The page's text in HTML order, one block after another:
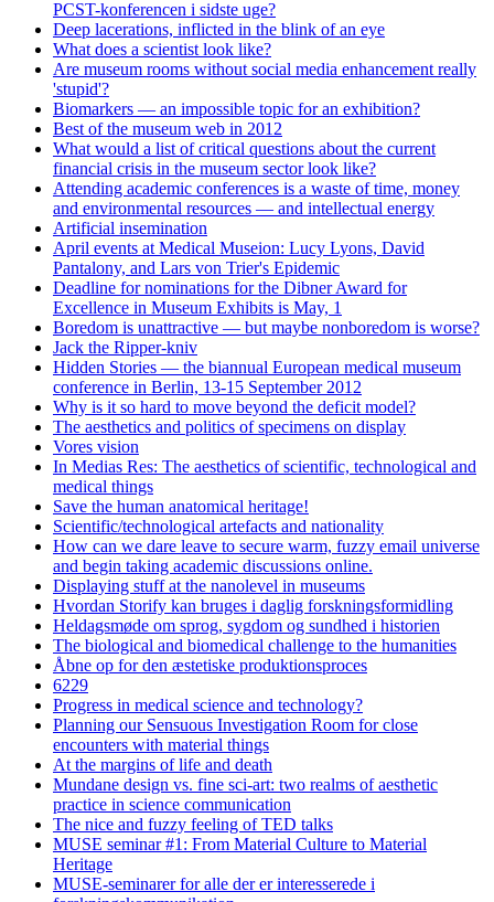
PCST-konferencen i sidste uge?
Deep lacerations, inflicted in the blink of an eye
What does a scientist look like?
Are museum rooms without social media enhancement really
'stupid'?
Biomarkers — an impossible topic for an exhibition?
Best of the museum web in 2012
What would a list of critical questions about the current
financial crisis in the museum sector look like?
Attending academic conferences is a waste of time, money
and environmental resources — and intellectual energy
Artificial insemination
April events at Medical Museion: Lucy Lyons, David
Pantalony, and Lars von Trier's Epidemic
Deadline for nominations for the Dibner Award for
Excellence in Museum Exhibits is May, 1
Boredom is unattractive — but maybe nonboredom is worse?
Jack the Ripper-kniv
Hidden Stories — the biannual European medical museum
conference in Berlin, 13-15 September 2012
Why is it so hard to move beyond the deficit model?
The aesthetics and politics of specimens on display
Vores vision
In Medias Res: The aesthetics of scientific, technological and
medical things
Save the human anatomical heritage!
Scientific/technological artefacts and nationality
How can we dare leave to secure warm, fuzzy email universe
and begin taking academic discussions online.
Displaying stuff at the nanolevel in museums
Hvordan Storify kan bruges i daglig forskningsformidling
Heldagsmøde om sprog, sygdom og sundhed i historien
The biological and biomedical challenge to the humanities
Åbne op for den æstetiske produktionsproces
6229
Progress in medical science and technology?
Planning our Sensuous Investigation Room for close
encounters with material things
At the margins of life and death
Mundane design vs. fine sci-art: two realms of aesthetic
practice in science communication
The nice and fuzzy feeling of TED talks
MUSE seminar #1: From Material Culture to Material
Heritage
MUSE-seminarer for alle der er interesserede i